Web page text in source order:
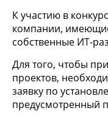
К участию в
компании,
собственные ИТ-
Для того, чтобы
проектов,
заявку по
предусмотренный